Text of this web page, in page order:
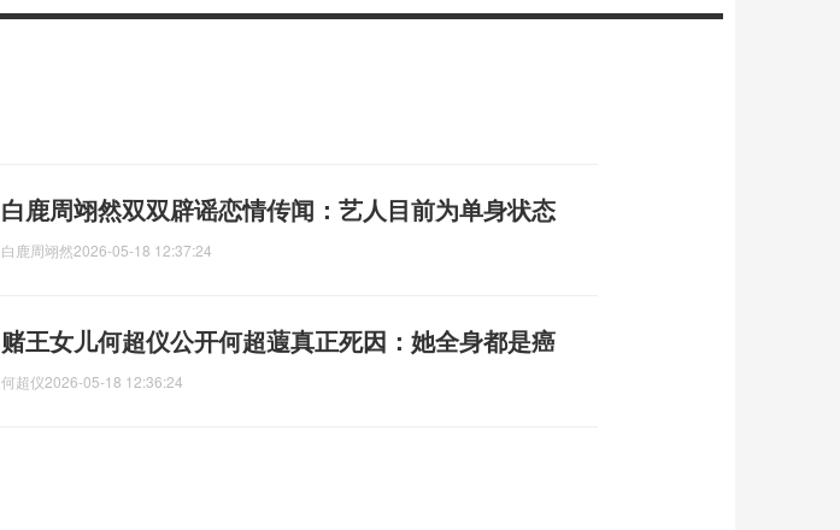
白鹿周翊然双双辟谣恋情传闻：艺人目前为单身状态
白鹿周翊然2026-05-18 12:37:24
赌王女儿何超仪公开何超蕸真正死因：她全身都是癌
何超仪2026-05-18 12:36:24